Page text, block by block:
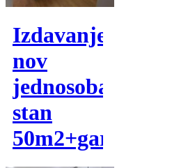
Izdavanje,
nov
jednosoban
stan
50m2+garaza